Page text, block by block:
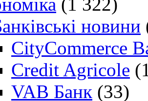
новини
CityCommerce
Credit Agricole
VAB Банк (33)